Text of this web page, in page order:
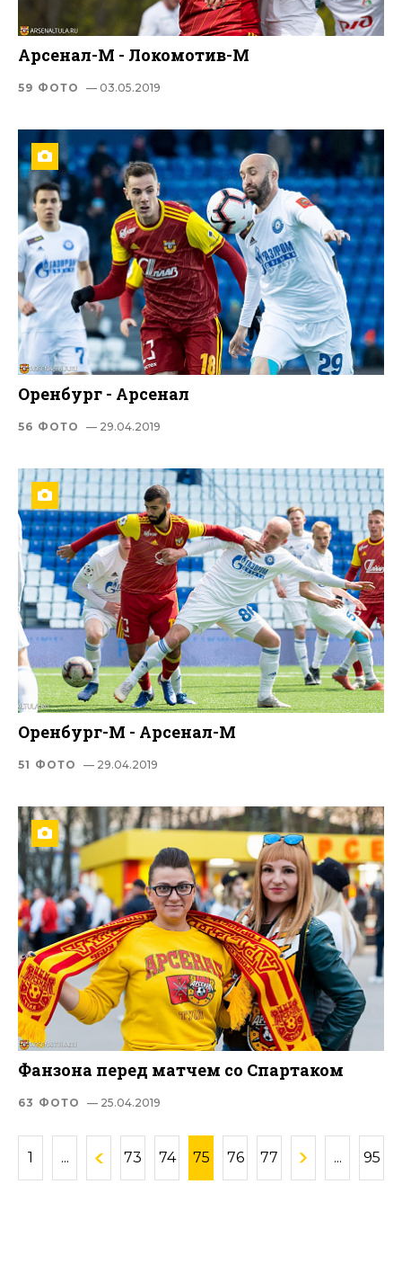
Арсенал-М - Локомотив-М
59 ФОТО — 03.05.2019
Оренбург - Арсенал
56 ФОТО — 29.04.2019
Оренбург-М - Арсенал-М
51 ФОТО — 29.04.2019
Фанзона перед матчем со Спартаком
63 ФОТО — 25.04.2019
1 ... 73 74 75 76 77 ... 95